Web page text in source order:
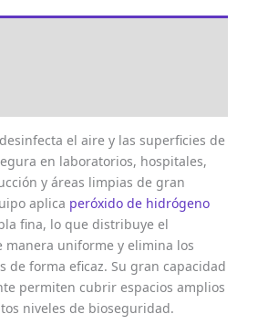
desinfecta el aire y las superficies de
en laboratorios, hospitales,
y áreas limpias de gran
aplica peróxido de hidrógeno
fina, lo que distribuye el
manera uniforme y elimina los
de forma eficaz. Su gran capacidad
permiten cubrir espacios amplios
niveles de bioseguridad.